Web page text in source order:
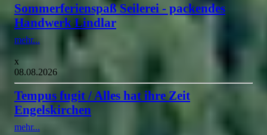
Sommerferienspaß Seilerei - packendes
Handwerk Lindlar
mehr...
x
08.08.2026
Tempus fugit / Alles hat ihre Zeit
Engelskirchen
mehr...